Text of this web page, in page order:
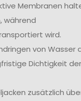
Membranen
während
wird.
von Wasser
Dichtigkeit der
zusätzlich